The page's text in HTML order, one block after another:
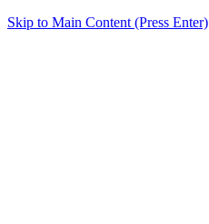
Skip to Main Content (Press Enter)